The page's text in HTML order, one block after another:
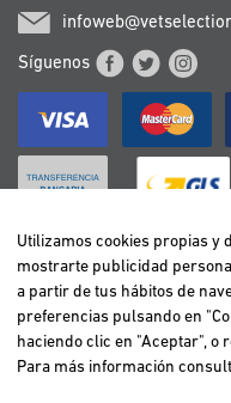
Síguenos
Utilizamos cookies propias y
mostrarte publicidad
a partir de tus hábitos de
preferencias pulsando en
haciendo clic en "Aceptar", o
Para más información